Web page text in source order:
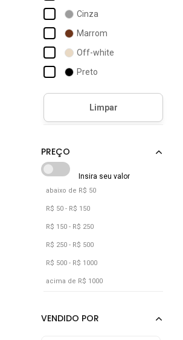
Cinza
Marrom
Off-white
Preto
Vinho
abaixo de R$ 50
R$ 50 - R$ 150
R$ 150 - R$ 250
R$ 250 - R$ 500
R$ 500 - R$ 1000
acima de R$ 1000